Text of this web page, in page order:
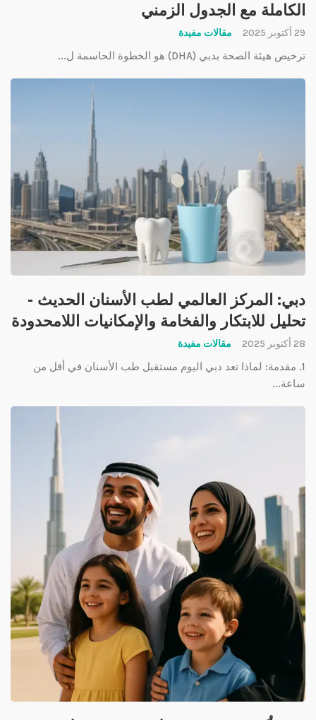
الكاملة مع الجدول الزمني
29 أكتوبر 2025 مقالات مفيدة
ترخيص هيئة الصحة بدبي (DHA) هو الخطوة الحاسمة ل...
دبي: المركز العالمي لطب الأسنان الحديث -
تحليل للابتكار والفخامة والإمكانيات اللامحدودة
28 أكتوبر 2025 مقالات مفيدة
1. مقدمة: لماذا تعد دبي اليوم مستقبل طب الأسنان في أقل من
ساعة...